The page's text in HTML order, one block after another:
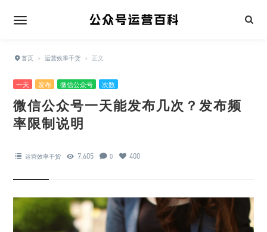
首页 › 运营效率干货 › 正文
一天 发布 微信公众号 次数
微信公众号一天能发布几次？发布频
率限制说明
运营效率干货 7,605 0 400